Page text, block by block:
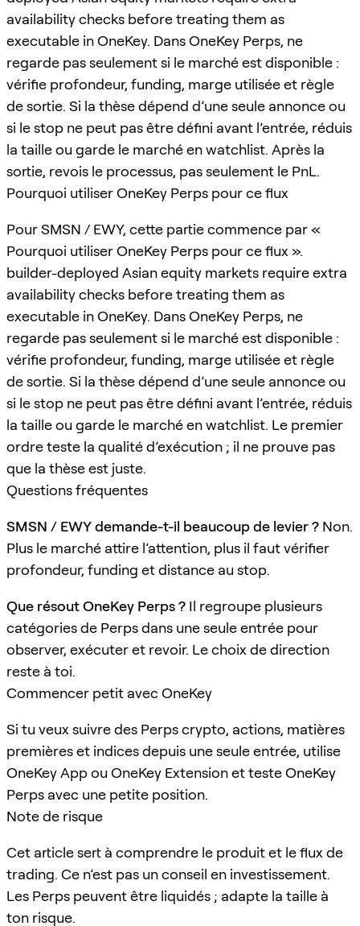
availability checks before treating them as
executable in OneKey. Dans OneKey Perps, ne
regarde pas seulement si le marché est disponible :
vérifie profondeur, funding, marge utilisée et règle
de sortie. Si la thèse dépend d’une seule annonce ou
si le stop ne peut pas être défini avant l’entrée, réduis
la taille ou garde le marché en watchlist. Après la
sortie, revois le processus, pas seulement le PnL.
Pourquoi utiliser OneKey Perps pour ce flux
Pour SMSN / EWY, cette partie commence par «
Pourquoi utiliser OneKey Perps pour ce flux ».
builder-deployed Asian equity markets require extra
availability checks before treating them as
executable in OneKey. Dans OneKey Perps, ne
regarde pas seulement si le marché est disponible :
vérifie profondeur, funding, marge utilisée et règle
de sortie. Si la thèse dépend d’une seule annonce ou
si le stop ne peut pas être défini avant l’entrée, réduis
la taille ou garde le marché en watchlist. Le premier
ordre teste la qualité d’exécution ; il ne prouve pas
que la thèse est juste.
Questions fréquentes
SMSN / EWY demande-t-il beaucoup de levier ? Non.
Plus le marché attire l’attention, plus il faut vérifier
profondeur, funding et distance au stop.
Que résout OneKey Perps ? Il regroupe plusieurs
catégories de Perps dans une seule entrée pour
observer, exécuter et revoir. Le choix de direction
reste à toi.
Commencer petit avec OneKey
Si tu veux suivre des Perps crypto, actions, matières
premières et indices depuis une seule entrée, utilise
OneKey App ou OneKey Extension et teste OneKey
Perps avec une petite position.
Note de risque
Cet article sert à comprendre le produit et le flux de
trading. Ce n’est pas un conseil en investissement.
Les Perps peuvent être liquidés ; adapte la taille à
ton risque.